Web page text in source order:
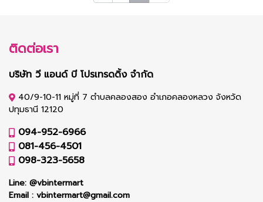
ติดต่อเรา
บริษัท วี แอนด์ บี โปรเทรดดิ้ง จำกัด
40/9-10-11 หมู่ที่ 7 ตำบลคลองสอง อำเภอคลองหลวง จังหวัด
ปทุมธานี 12120
094-952-6966
081-456-4501
098-323-5658
Line: @vbintermart
Email : vbintermart@gmail.com